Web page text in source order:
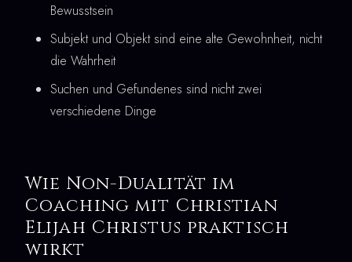
Bewusstsein
Subjekt und Objekt sind eine alte Gewohnheit, nicht
die Wahrheit
Suchen und Gefundenes sind nicht zwei
verschiedene Dinge
Wie Non-Dualität im
Coaching mit Christian
Elijah Christus praktisch
wirkt